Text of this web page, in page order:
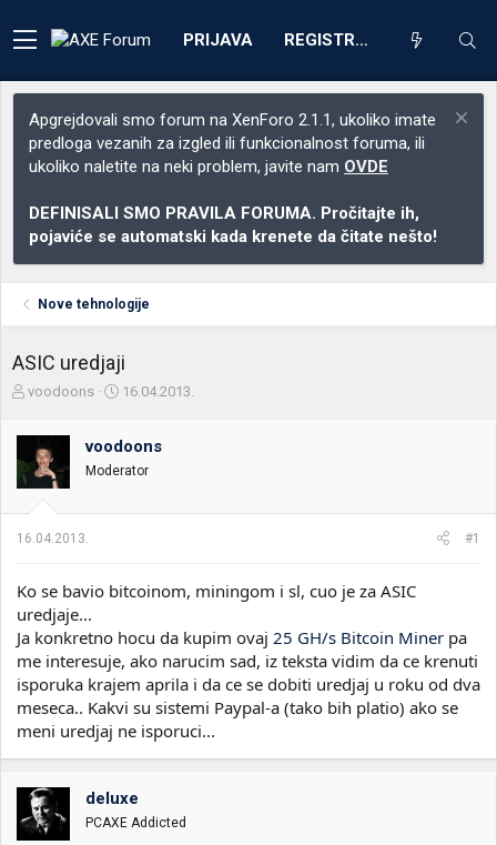
PRIJAVA REGISTRACIJA
Apgrejdovali smo forum na XenForo 2.1.1, ukoliko imate
predloga vezanih za izgled ili funkcionalnost foruma, ili
ukoliko naletite na neki problem, javite nam OVDE
DEFINISALI SMO PRAVILA FORUMA. Pročitajte ih,
pojaviće se automatski kada krenete da čitate nešto!
Nove tehnologije
ASIC uredjaji
Z
t
n
i
k
m
e
voodoons
D
u
m
o
t
a
16.04.2013.
voodoons
Moderator
16.04.2013. #1
Ko se bavio bitcoinom, miningom i sl, cuo je za ASIC
uredjaje...
Ja konkretno hocu da kupim ovaj 25 GH/s Bitcoin Miner pa
me interesuje, ako narucim sad, iz teksta vidim da ce krenuti
isporuka krajem aprila i da ce se dobiti uredjaj u roku od dva
meseca.. Kakvi su sistemi Paypal-a (tako bih platio) ako se
meni uredjaj ne isporuci...
deluxe
PCAXE Addicted